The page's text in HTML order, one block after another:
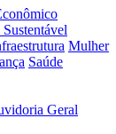
Mulher
Saúde
Geral